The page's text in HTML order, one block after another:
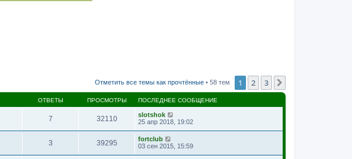
Отметить все темы как прочтённые • 58 тем 1 2 3
ОТВЕТЫ ПРОСМОТРЫ ПОСЛЕДНЕЕ СООБЩЕНИЕ
7 32110
slotshok
25 апр 2018, 19:02
3 39295
fortclub
03 сен 2015, 15:59